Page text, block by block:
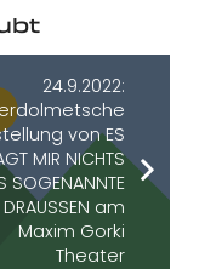
24.9.2022:
von ES
MIR NICHTS
SOGENANNTE
DRAUSSEN am
Maxim Gorki
Theater